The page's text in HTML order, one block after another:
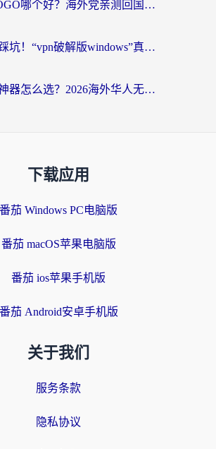
云极和GOGO哪个好？海外党亲测回国加速器选择指南（附iOS免费&Windows VPN实用技巧）
海外党别踩坑！“vpn破解版windows”真的能用？教你选对回国加速器无缝刷国内资源
北美看剧神器怎么选？2026海外华人无缝访问国内资源全攻略
下载应用
番茄 Windows PC电脑版
番茄 macOS苹果电脑版
番茄 ios苹果手机版
番茄 Android安卓手机版
关于我们
服务条款
隐私协议